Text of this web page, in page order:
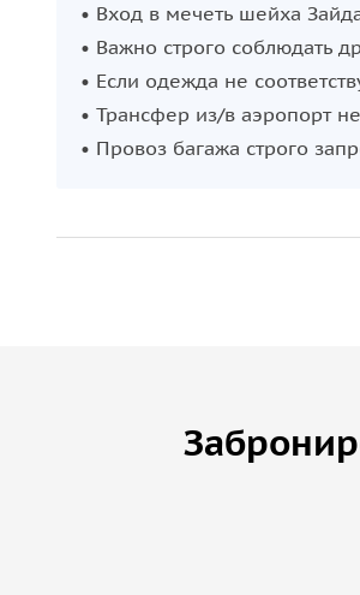
• Вход в мечеть шейха
• Важно строго соблюдать
• Если одежда не
• Трансфер из/в аэропорт
• Провоз багажа строго